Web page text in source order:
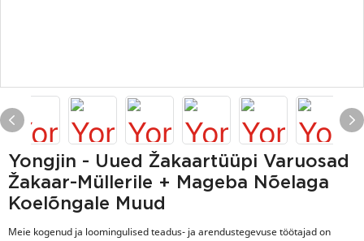
Yongjin - Uued Žakaartüüpi Varuosad
Žakaar-Müllerile + Mageba Nõelaga
Koelõngale Muud
Meie kogenud ja loomingulised teadus- ja arendustegevuse töötajad on